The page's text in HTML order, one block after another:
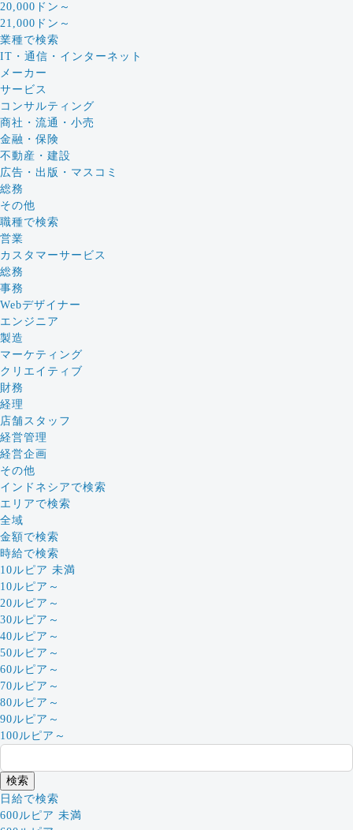
20,000ドン～
21,000ドン～
業種で検索
IT・通信・インターネット
メーカー
サービス
コンサルティング
商社・流通・小売
金融・保険
不動産・建設
広告・出版・マスコミ
総務
その他
職種で検索
営業
カスタマーサービス
総務
事務
Webデザイナー
エンジニア
製造
マーケティング
クリエイティブ
財務
経理
店舗スタッフ
経営管理
経営企画
その他
インドネシアで検索
エリアで検索
全域
金額で検索
時給で検索
10ルピア 未満
10ルピア～
20ルピア～
30ルピア～
40ルピア～
50ルピア～
60ルピア～
70ルピア～
80ルピア～
90ルピア～
100ルピア～
日給で検索
600ルピア 未満